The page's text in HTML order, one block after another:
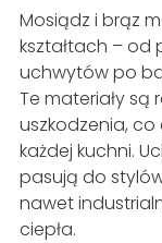
Mosiądz i brąz
kształtach – od
uchwytów po
Te materiały są
uszkodzenia,
każdej kuchni.
pasują do
nawet
ciepła.